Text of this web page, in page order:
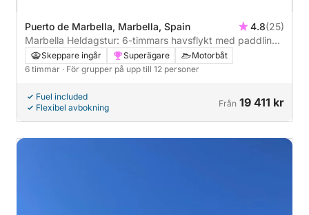
Puerto de Marbella, Marbella, Spain 4.8(25)
Marbella Heldagstur: 6-timmars havsflykt med paddling
och avkoppling
Skeppare ingår Superägare
Motorbåt
6 timmar · För grupper på upp till 12 personer
Fuel included
Flexibel avbokning
Från 19 411 kr